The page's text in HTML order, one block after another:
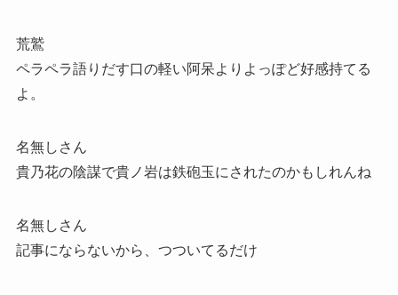
荒鷲
ペラペラ語りだす口の軽い阿呆よりよっぽど好感持てる
よ。
名無しさん
貴乃花の陰謀で貴ノ岩は鉄砲玉にされたのかもしれんね
名無しさん
記事にならないから、つついてるだけ